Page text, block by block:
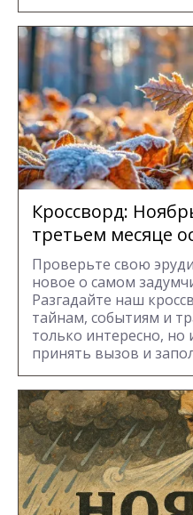
Кроссворд:
третьем месяце
Проверьте свою
новое о самом
Разгадайте наш
тайнам, событиям и
только интересно, но
принять вызов и